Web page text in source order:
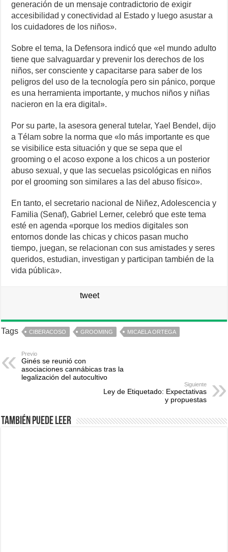
generación de un mensaje contradictorio de exigir
accesibilidad y conectividad al Estado y luego asustar a
los cuidadores de los niños».
Sobre el tema, la Defensora indicó que «el mundo adulto
tiene que salvaguardar y prevenir los derechos de los
niños, ser consciente y capacitarse para saber de los
peligros del uso de la tecnología pero sin pánico, porque
es una herramienta importante, y muchos niños y niñas
nacieron en la era digital».
Por su parte, la asesora general tutelar, Yael Bendel, dijo
a Télam sobre la norma que «lo más importante es que
se visibilice esta situación y que se sepa que el
grooming o el acoso expone a los chicos a un posterior
abuso sexual, y que las secuelas psicológicas en niños
por el grooming son similares a las del abuso físico».
En tanto, el secretario nacional de Niñez, Adolescencia y
Familia (Senaf), Gabriel Lerner, celebró que este tema
esté en agenda «porque los medios digitales son
entornos donde las chicas y chicos pasan mucho
tiempo, juegan, se relacionan con sus amistades y seres
queridos, estudian, investigan y participan también de la
vida pública».
tweet
Tags CIBERACOSO GROOMING MICAELA ORTEGA
Previo
Ginés se reunió con
asociaciones cannábicas tras la
legalización del autocultivo
Siguiente
Ley de Etiquetado: Expectativas
y propuestas
También puede leer